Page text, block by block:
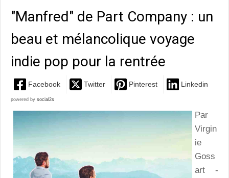
"Manfred" de Part Company : un
beau et mélancolique voyage
indie pop pour la rentrée
Facebook Twitter Pinterest Linkedin
powered by social2s
Par
Virgin
ie
Goss
art -